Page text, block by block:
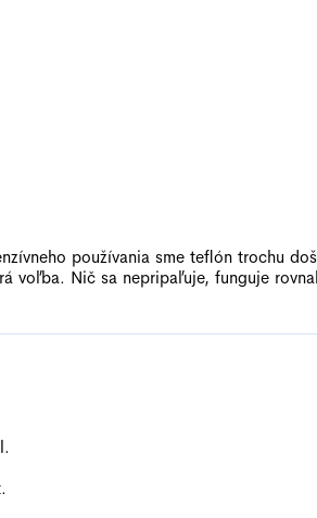
používania sme teflón trochu
voľba. Nič sa nepripaľuje, funguje